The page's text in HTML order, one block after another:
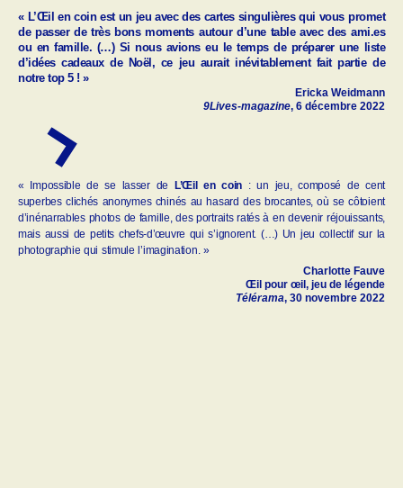
« L’Œil en coinest un jeu avec des cartes singulières qui vous promet
de passer de très bons moments autour d’une table avec des ami.es
ou en famille. (…) Si nous avions eu le temps de préparer une liste
d’idées cadeaux de Noël, ce jeu aurait inévitablement fait partie de
notre top 5 ! »
Ericka Weidmann
9Lives-magazine, 6 décembre 2022
« Impossible de se lasser de L’Œil en coin : un jeu, composé de cent
superbes clichés anonymes chinés au hasard des brocantes, où se côtoient
d’inénarrables photos de famille, des portraits ratés à en devenir réjouissants,
mais aussi de petits chefs-d’œuvre qui s’ignorent. (…) Un jeu collectif sur la
photographie qui stimule l’imagination. »
Charlotte Fauve
Œil pour œil, jeu de légende
Télérama, 30 novembre 2022